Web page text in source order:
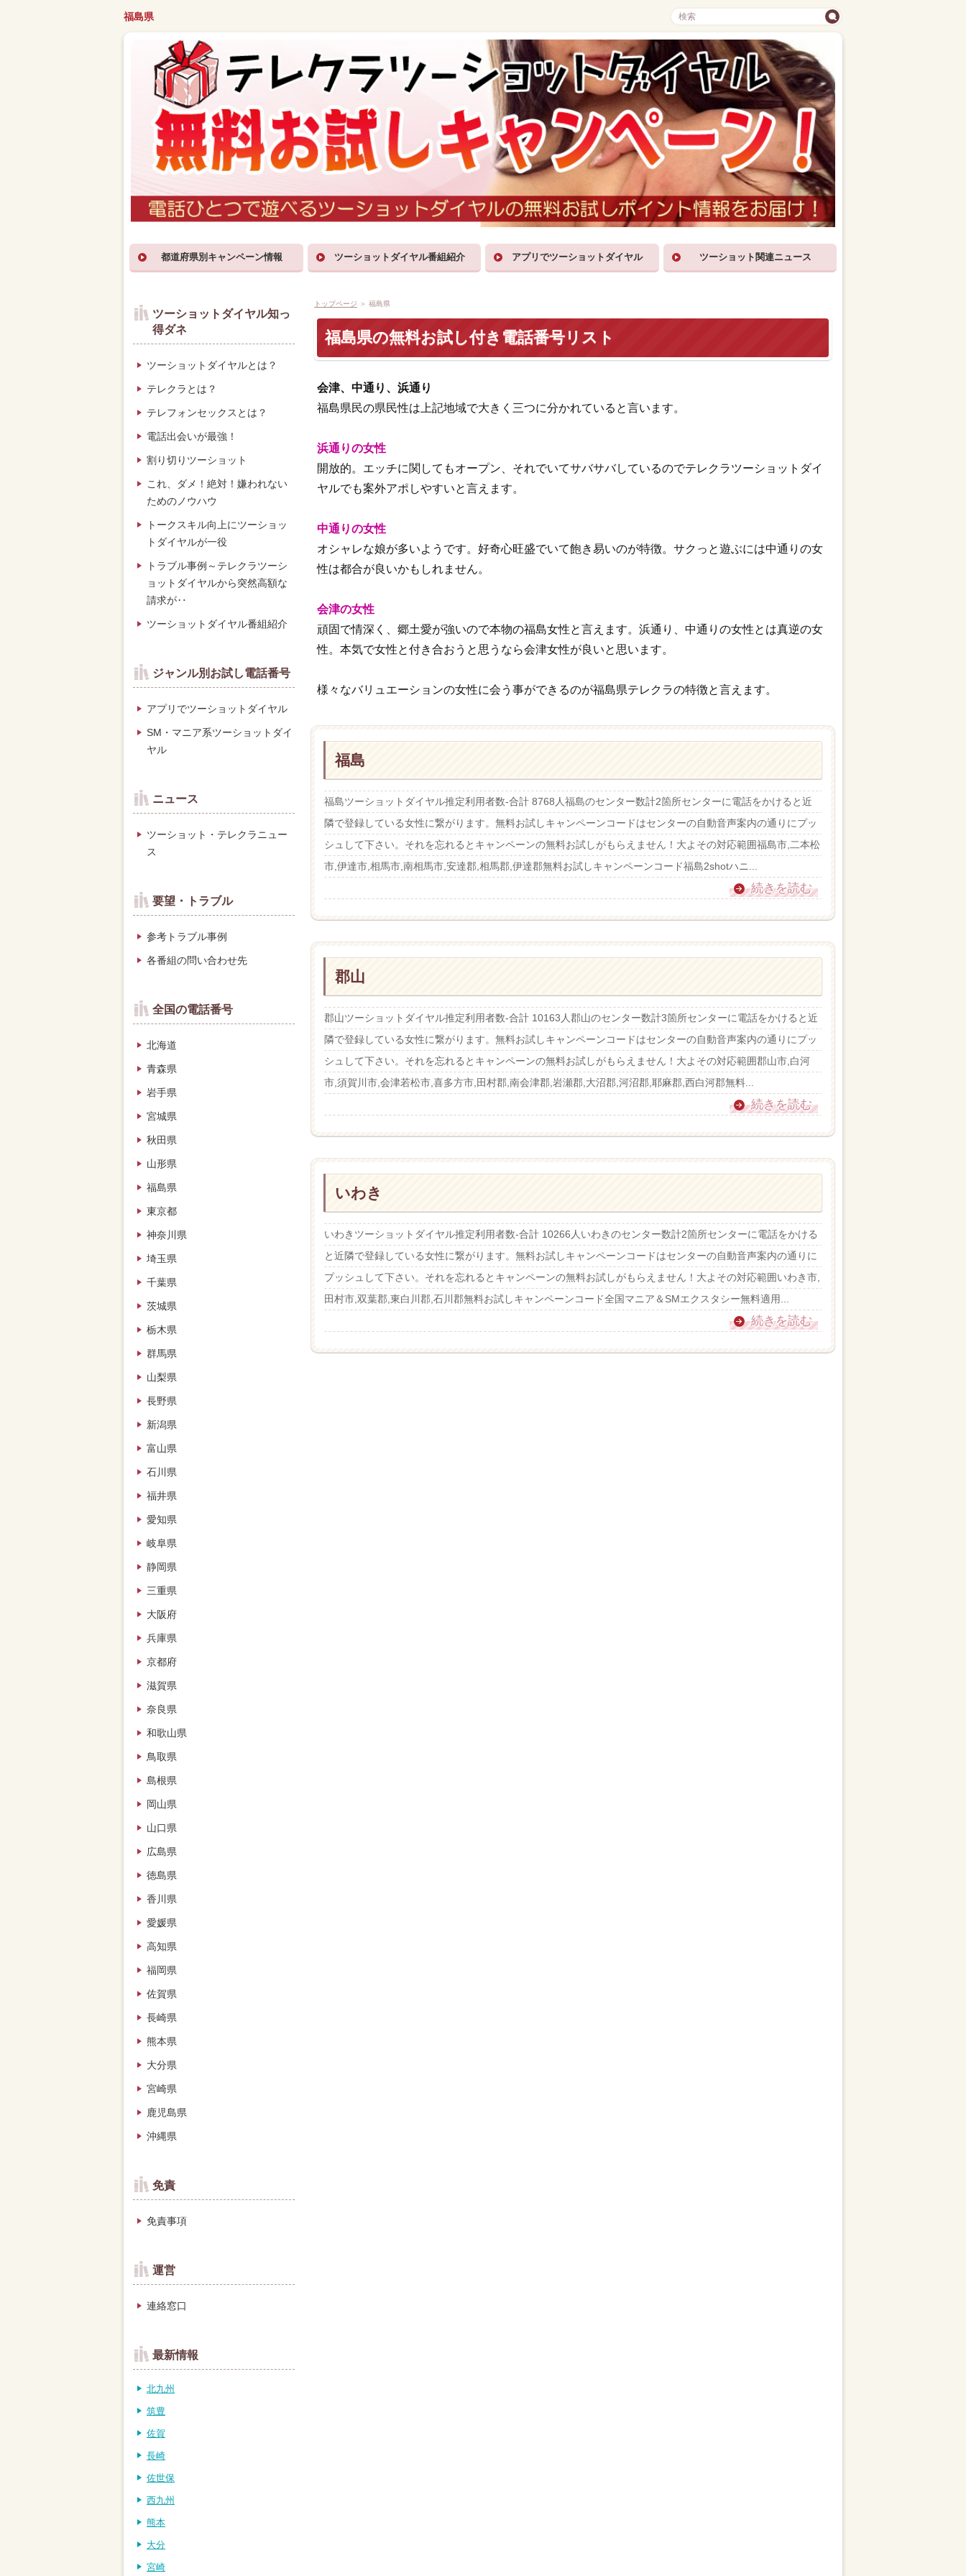
福島県
都道府県別キャンペーン情報 ツーショットダイヤル番組紹介 アプリでツーショットダイヤル ツーショット関連ニュース
トップページ ＞ 福島県
福島県の無料お試し付き電話番号リスト
会津、中通り、浜通り
福島県民の県民性は上記地域で大きく三つに分かれていると言います。
浜通りの女性
開放的。エッチに関してもオープン、それでいてサバサバしているのでテレクラツーショットダイ
ヤルでも案外アポしやすいと言えます。
中通りの女性
オシャレな娘が多いようです。好奇心旺盛でいて飽き易いのが特徴。サクっと遊ぶには中通りの女
性は都合が良いかもしれません。
会津の女性
頑固で情深く、郷土愛が強いので本物の福島女性と言えます。浜通り、中通りの女性とは真逆の女
性。本気で女性と付き合おうと思うなら会津女性が良いと思います。
様々なバリュエーションの女性に会う事ができるのが福島県テレクラの特徴と言えます。
福島
福島ツーショットダイヤル推定利用者数-合計 8768人福島のセンター数計2箇所センターに電話をかけると近
隣で登録している女性に繋がります。無料お試しキャンペーンコードはセンターの自動音声案内の通りにプッ
シュして下さい。それを忘れるとキャンペーンの無料お試しがもらえません！大よその対応範囲福島市,二本松
市,伊達市,相馬市,南相馬市,安達郡,相馬郡,伊達郡無料お試しキャンペーンコード福島2shotハニ...
続きを読む
郡山
郡山ツーショットダイヤル推定利用者数-合計 10163人郡山のセンター数計3箇所センターに電話をかけると近
隣で登録している女性に繋がります。無料お試しキャンペーンコードはセンターの自動音声案内の通りにプッ
シュして下さい。それを忘れるとキャンペーンの無料お試しがもらえません！大よその対応範囲郡山市,白河
市,須賀川市,会津若松市,喜多方市,田村郡,南会津郡,岩瀬郡,大沼郡,河沼郡,耶麻郡,西白河郡無料...
続きを読む
いわき
いわきツーショットダイヤル推定利用者数-合計 10266人いわきのセンター数計2箇所センターに電話をかける
と近隣で登録している女性に繋がります。無料お試しキャンペーンコードはセンターの自動音声案内の通りに
プッシュして下さい。それを忘れるとキャンペーンの無料お試しがもらえません！大よその対応範囲いわき市,
田村市,双葉郡,東白川郡,石川郡無料お試しキャンペーンコード全国マニア＆SMエクスタシー無料適用...
続きを読む
ツーショットダイヤル知っ
得ダネ
ツーショットダイヤルとは？
テレクラとは？
テレフォンセックスとは？
電話出会いが最強！
割り切りツーショット
これ、ダメ！絶対！嫌われない
ためのノウハウ
トークスキル向上にツーショッ
トダイヤルが一役
トラブル事例～テレクラツーシ
ョットダイヤルから突然高額な
請求が‥
ツーショットダイヤル番組紹介
ジャンル別お試し電話番号
アプリでツーショットダイヤル
SM・マニア系ツーショットダイ
ヤル
ニュース
ツーショット・テレクラニュー
ス
要望・トラブル
参考トラブル事例
各番組の問い合わせ先
全国の電話番号
北海道
青森県
岩手県
宮城県
秋田県
山形県
福島県
東京都
神奈川県
埼玉県
千葉県
茨城県
栃木県
群馬県
山梨県
長野県
新潟県
富山県
石川県
福井県
愛知県
岐阜県
静岡県
三重県
大阪府
兵庫県
京都府
滋賀県
奈良県
和歌山県
鳥取県
島根県
岡山県
山口県
広島県
徳島県
香川県
愛媛県
高知県
福岡県
佐賀県
長崎県
熊本県
大分県
宮崎県
鹿児島県
沖縄県
免責
免責事項
運営
連絡窓口
最新情報
北九州
筑豊
佐賀
長崎
佐世保
西九州
熊本
大分
宮崎